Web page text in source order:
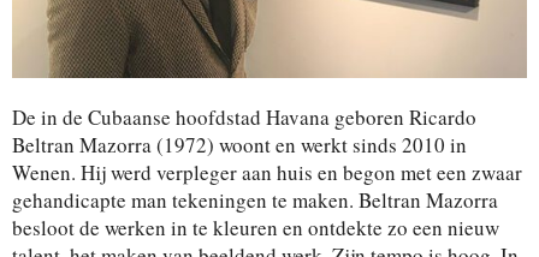
De in de Cubaanse hoofdstad Havana geboren Ricardo
Beltran Mazorra (1972) woont en werkt sinds 2010 in
Wenen. Hij werd verpleger aan huis en begon met een zwaar
gehandicapte man tekeningen te maken. Beltran Mazorra
besloot de werken in te kleuren en ontdekte zo een nieuw